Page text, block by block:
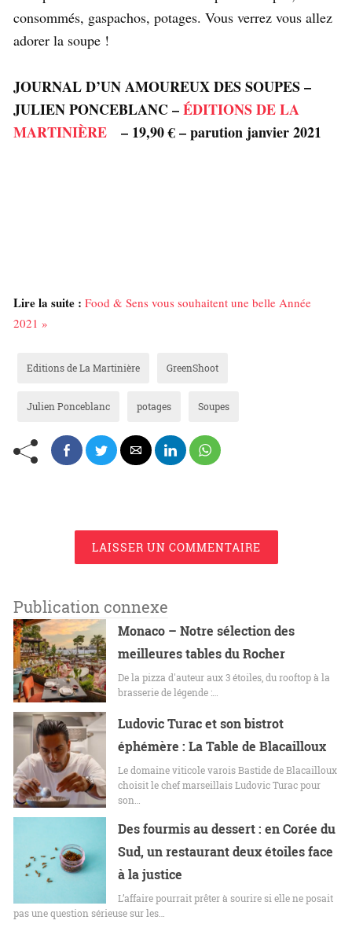
consommés, gaspachos, potages. Vous verrez vous allez
adorer la soupe !
JOURNAL D’UN AMOUREUX DES SOUPES –
JULIEN PONCEBLANC –ÉDITIONS DE LA
MARTINIÈRE – 19,90 € – parution janvier 2021
Lire la suite : Food & Sens vous souhaitent une belle Année
2021 »
Editions de La Martinière GreenShoot
Julien Ponceblanc potages Soupes
LAISSER UN COMMENTAIRE
Publication connexe
Monaco – Notre sélection des
meilleures tables du Rocher
De la pizza d'auteur aux 3 étoiles, du rooftop à la
brasserie de légende :…
Ludovic Turac et son bistrot
éphémère : La Table de Blacailloux
Le domaine viticole varois Bastide de Blacailloux
choisit le chef marseillais Ludovic Turac pour
son…
Des fourmis au dessert : en Corée du
Sud, un restaurant deux étoiles face
à la justice
L’affaire pourrait prêter à sourire si elle ne posait
pas une question sérieuse sur les…